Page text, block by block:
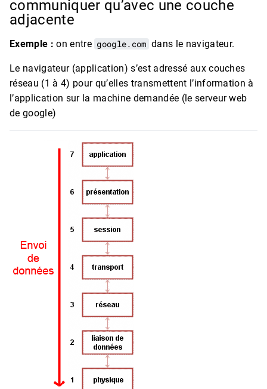
communiquer qu’avec une couche
adjacente
Exemple : on entre google.com dans le navigateur.
Le navigateur (application) s’est adressé aux couches
réseau (1 à 4) pour qu’elles transmettent l’information à
l’application sur la machine demandée (le serveur web
de google)